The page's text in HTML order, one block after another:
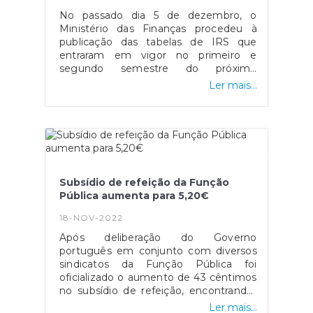
23 de dezembro", disponível em:
https://eco.sapo.pt/2022/12/15/governo-
aprova-cheque-de-240-euros-para-
familias-vulneraveis-pago-a-partir-de-
dia-23-de-dezembro/
No passado dia 5 de dezembro, o
Ministério das Finanças procedeu à
publicação das tabelas de IRS que
entraram em vigor no primeiro e
segundo semestre do próximo
ano.Analisando as mesmas é possível
trabalhadores independentes e
fatores como estado civil, número de
filhos e rendimento bruto mensal. Após
anteriormente é necessário multiplicar
o respetivo valor pela taxa de retenção
que lhe corresponde.As tabelas
encontram-se disponíveis no Diário da
Ler mais...
Subsídio de refeição da Função
Pública aumenta para 5,20€
18-NOV-2022
Após deliberação do Governo
português em conjunto com diversos
sindicatos da Função Pública foi
oficializado o aumento de 43 cêntimos
no subsídio de refeição, encontrando-
se assim nos 5,20 euros por dia.A
Ler mais...